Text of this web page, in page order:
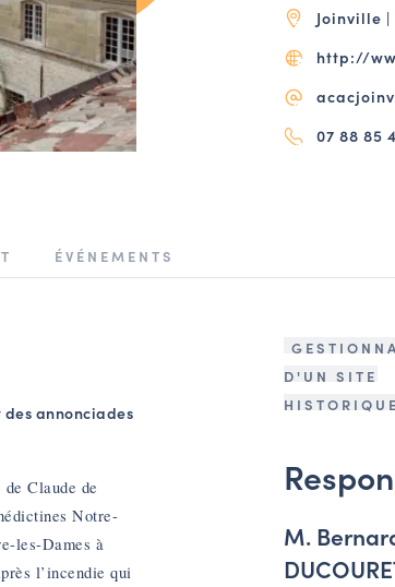
Joinville |
http://
07 88 85
ÉVÉNEMENTS
annonciades
Claude de
Notre-
les-Dames à
l’incendie qui
D'UN SITE
HISTORIQUE
M.